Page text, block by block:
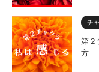
チ
第２
方